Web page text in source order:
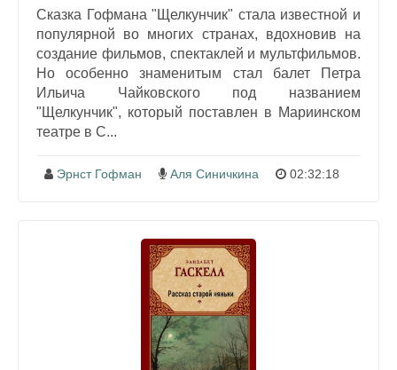
Сказка Гофмана "Щелкунчик" стала известной и
популярной во многих странах, вдохновив на
создание фильмов, спектаклей и мультфильмов.
Но особенно знаменитым стал балет Петра
Ильича Чайковского под названием
"Щелкунчик", который поставлен в Мариинском
театре в С...
Эрнст Гофман Аля Синичкина 02:32:18